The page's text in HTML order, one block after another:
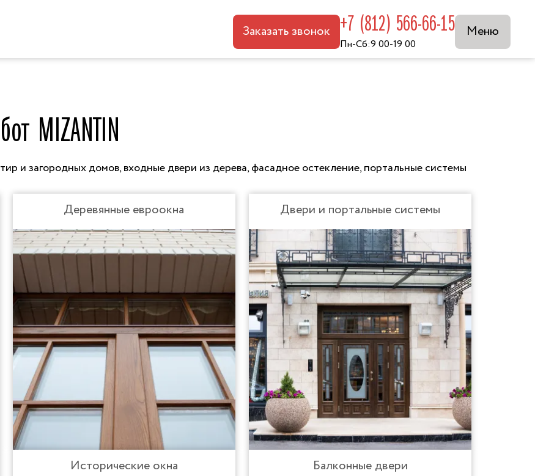
Заказать звонок +7 (812) 566-66-15
Пн-Сб:9 00-19 00
Меню
MIZANTIN
и загородных домов, входные двери из дерева, фасадное остекление, портальные системы
Деревянные евроокна Двери и портальные системы
Исторические окна Балконные двери